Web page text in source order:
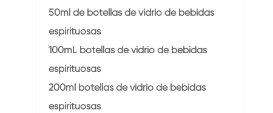
50ml de botellas de vidrio de bebidas
espirituosas
100mL botellas de vidrio de bebidas
espirituosas
200ml botellas de vidrio de bebidas
espirituosas